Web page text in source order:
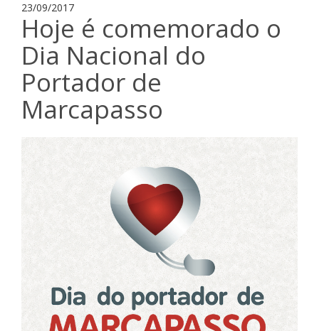
23/09/2017
Hoje é comemorado o
Dia Nacional do
Portador de
Marcapasso